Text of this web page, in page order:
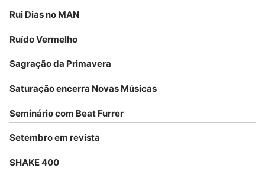
Rui Dias no MAN
Ruído Vermelho
Sagração da Primavera
Saturação encerra Novas Músicas
Seminário com Beat Furrer
Setembro em revista
SHAKE 400